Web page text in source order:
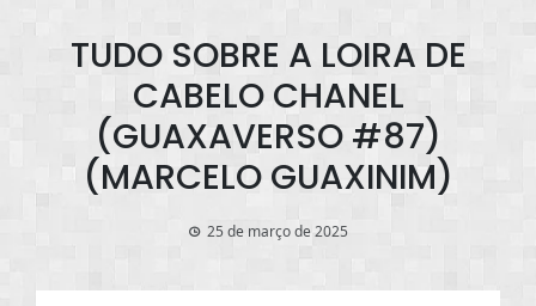
TUDO SOBRE A LOIRA DE
CABELO CHANEL
(GUAXAVERSO #87)
(MARCELO GUAXINIM)
25 de março de 2025